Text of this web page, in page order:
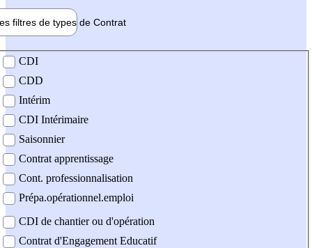
filtres de types de Contrat
contrat
CDI
CDD
Intérim
CDI Intérimaire
Saisonnier
Contrat apprentissage
Cont. professionnalisation
Prépa.opérationnel.emploi
CDI de chantier ou d'opération
Contrat d'Engagement Educatif